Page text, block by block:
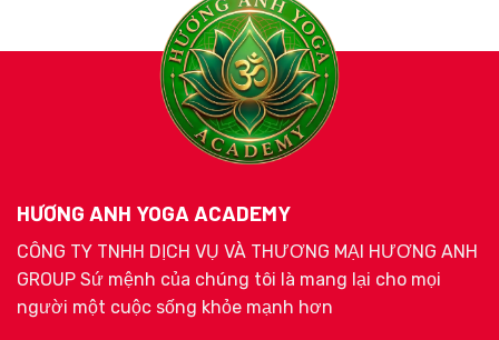
HƯƠNG ANH YOGA ACADEMY
CÔNG TY TNHH DỊCH VỤ VÀ THƯƠNG MẠI HƯƠNG ANH
GROUP Sứ mệnh của chúng tôi là mang lại cho mọi
người một cuộc sống khỏe mạnh hơn